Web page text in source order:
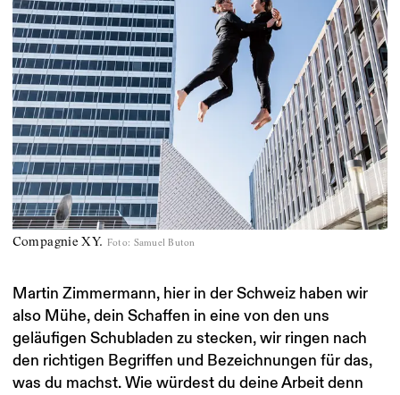
Compagnie XY. Foto: Samuel Buton
Martin Zimmermann, hier in der Schweiz haben wir
also Mühe, dein Schaffen in eine von den uns
geläufigen Schubladen zu stecken, wir ringen nach
den richtigen Begriffen und Bezeichnungen für das,
was du machst. Wie würdest du deine Arbeit denn